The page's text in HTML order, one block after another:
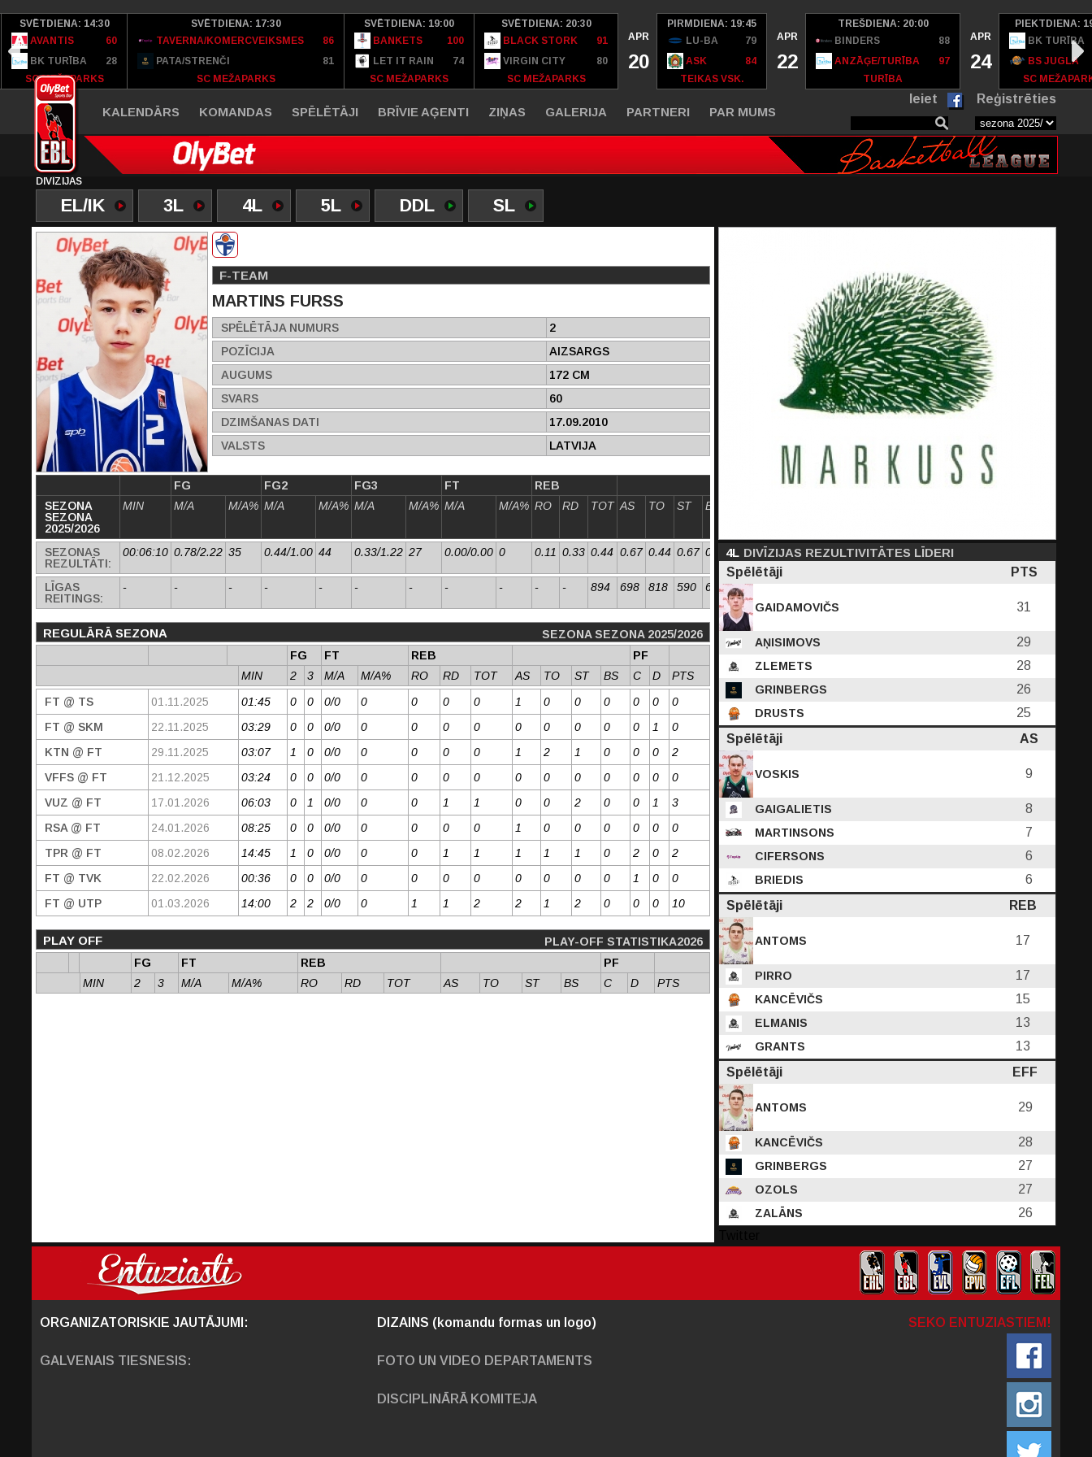
SVĒTDIENA: 14:30
AVANTIS
60
BK TURĪBA
28
SC MEŽAPARKS
SVĒTDIENA: 17:30
TAVERNA/KOMERCVEIKSMES
86
PATA/STRENČI
81
SC MEŽAPARKS
SVĒTDIENA: 19:00
BANKETS
100
LET IT RAIN
74
SC MEŽAPARKS
SVĒTDIENA: 20:30
BLACK STORK
91
VIRGIN CITY
80
SC MEŽAPARKS
APR
20
PIRMDIENA: 19:45
LU-BA
79
ASK
84
TEIKAS VSK.
APR
22
TREŠDIENA: 20:00
BINDERS
88
ANZĀĢE/TURĪBA
97
TURĪBA
APR
24
PIEKTDIENA:
BK TURĪBA
BS JUGLA
SC
KALENDĀRS KOMANDAS SPĒLĒTĀJI BRĪVIE AĢENTI ZIŅAS GALERIJA PARTNERI PAR MUMS
Ieiet Reģistrēties
DIVĪZIJAS
EL/IK 3L 4L 5L DDL SL
F-TEAM
MARTINS FURSS
SPĒLĒTĀJA NUMURS
2
POZĪCIJA
AIZSARGS
AUGUMS
172 CM
SVARS
60
DZIMŠANAS DATI
17.09.2010
VALSTS
LATVIJA
FG FG2 FG3 FT REB
SEZONA
SEZONA
2025/2026
MIN M/A M/A% M/A M/A% M/A M/A% M/A M/A% RO RD TOT AS TO ST BS
SEZONAS
REZULTĀTI:
00:06:10 0.78/2.22 35 0.44/1.00 44 0.33/1.22 27 0.00/0.00 0 0.11 0.33 0.44 0.67 0.44 0.67 0.00 0.33 0.22 1.78 1.89
LĪGAS
REITINGS:
- - - - - - - - - - - 894 698 818 590 610 -
REGULĀRĀ SEZONA
SEZONA SEZONA 2025/2026
FG
FT REB
PF
MIN
2 3 M/A M/A% RO RD TOT AS TO ST BS C D
PTS
FT @ TS
01.11.2025 01:45 0 0 0/0 0 0 0 0 1 0 0 0 0 0
0
FT @ SKM
22.11.2025 03:29 0 0 0/0 0 0 0 0 0 0 0 0 0 1
0
KTN @ FT
29.11.2025 03:07 1 0 0/0 0 0 0 0 1 2 1 0 0 0
2
VFFS @ FT
21.12.2025 03:24 0 0 0/0 0 0 0 0 0 0 0 0 0 0
0
VUZ @ FT
17.01.2026 06:03 0 1 0/0 0 0 1 1 0 0 2 0 0 1
3
RSA @ FT
24.01.2026 08:25 0 0 0/0 0 0 0 0 1 0 0 0 0 0
0
TPR @ FT
08.02.2026 14:45 1 0 0/0 0 0 1 1 1 1 1 0 2 0
2
FT @ TVK
22.02.2026 00:36 0 0 0/0 0 0 0 0 0 0 0 0 1 0
0
FT @ UTP
01.03.2026 14:00 2 2 0/0 0 1 1 2 2 1 2 0 0 0 10
PLAY OFF
PLAY-OFF STATISTIKA2026
FG
FT REB
PF
MIN
2 3 M/A M/A% RO RD TOT AS TO ST BS C D PTS
4L DIVĪZIJAS REZULTIVITĀTES LĪDERI
Spēlētāji
PTS
GAIDAMOVIČS 31
AŅISIMOVS 29
ZLEMETS 28
GRINBERGS 26
DRUSTS
25
Spēlētāji
AS
VOSKIS 9
GAIGALIETIS 8
MARTINSONS 7
CIFERSONS 6
BRIEDIS
6
Spēlētāji
REB
ANTOMS 17
PIRRO 17
KANCĒVIČS 15
ELMANIS 13
GRANTS
13
Spēlētāji
EFF
ANTOMS 29
KANCĒVIČS 28
GRINBERGS 27
OZOLS 27
ZALĀNS
26
ORGANIZATORISKIE JAUTĀJUMI:
GALVENAIS TIESNESIS:
DIZAINS (komandu formas un logo)
FOTO UN VIDEO DEPARTAMENTS
DISCIPLINĀRĀ KOMITEJA
SEKO ENTUZIASTIEM!